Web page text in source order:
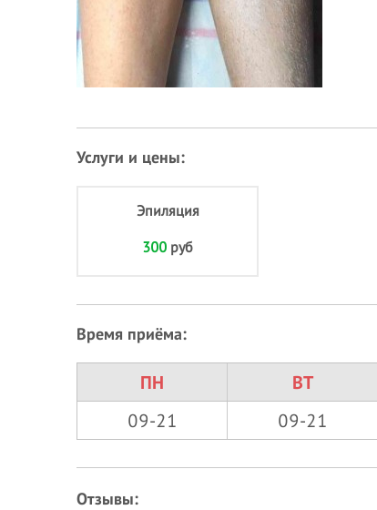
Услуги и цены:
Эпиляция
300 руб
Время приёма:
ПН ВТ
09-21
09-21
Отзывы: